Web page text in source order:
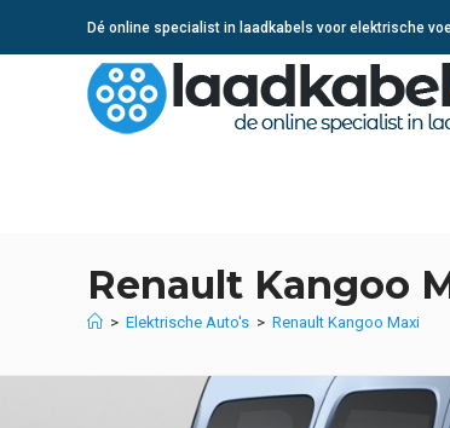
Dé online specialist in laadkabels voor elektrische
Renault Kangoo
> Elektrische Auto's > Renault Kangoo Maxi